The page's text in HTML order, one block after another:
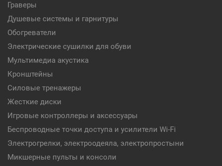
Граверы
Душевые системы и гарнитуры
Обогреватели
Электрические сушилки для обуви
Мультимедиа акустика
Кронштейны
Силовые тренажеры
Жесткие диски
Игровые контроллеры и аксессуары
Беспроводные точки доступа и усилители Wi-Fi
Электрогрелки, электроодеяла, электропростыни
Микшерные пульты и консоли